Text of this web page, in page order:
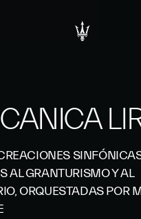
AL GRANTURISMO Y AL
ORQUESTADAS POR